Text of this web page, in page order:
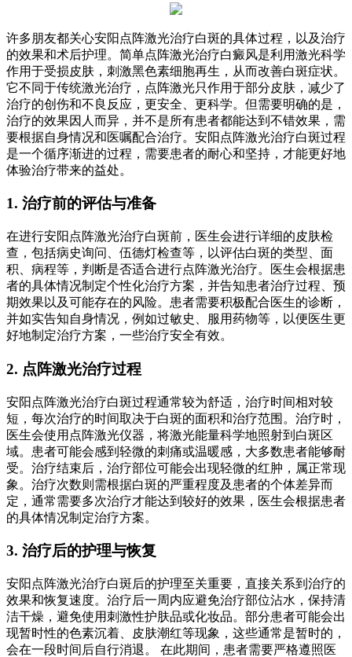
许多朋友都关心安阳点阵激光治疗白斑的具体过程，以及治疗
的效果和术后护理。简单点阵激光治疗白癜风是利用激光科学
作用于受损皮肤，刺激黑色素细胞再生，从而改善白斑症状。
它不同于传统激光治疗，点阵激光只作用于部分皮肤，减少了
治疗的创伤和不良反应，更安全、更科学。但需要明确的是，
治疗的效果因人而异，并不是所有患者都能达到不错效果，需
要根据自身情况和医嘱配合治疗。安阳点阵激光治疗白斑过程
是一个循序渐进的过程，需要患者的耐心和坚持，才能更好地
体验治疗带来的益处。
1. 治疗前的评估与准备
在进行安阳点阵激光治疗白斑前，医生会进行详细的皮肤检
查，包括病史询问、伍德灯检查等，以评估白斑的类型、面
积、病程等，判断是否适合进行点阵激光治疗。医生会根据患
者的具体情况制定个性化治疗方案，并告知患者治疗过程、预
期效果以及可能存在的风险。患者需要积极配合医生的诊断，
并如实告知自身情况，例如过敏史、服用药物等，以便医生更
好地制定治疗方案，一些治疗安全有效。
2. 点阵激光治疗过程
安阳点阵激光治疗白斑过程通常较为舒适，治疗时间相对较
短，每次治疗的时间取决于白斑的面积和治疗范围。治疗时，
医生会使用点阵激光仪器，将激光能量科学地照射到白斑区
域。患者可能会感到轻微的刺痛或温暖感，大多数患者能够耐
受。治疗结束后，治疗部位可能会出现轻微的红肿，属正常现
象。治疗次数则需根据白斑的严重程度及患者的个体差异而
定，通常需要多次治疗才能达到较好的效果，医生会根据患者
的具体情况制定治疗方案。
3. 治疗后的护理与恢复
安阳点阵激光治疗白斑后的护理至关重要，直接关系到治疗的
效果和恢复速度。治疗后一周内应避免治疗部位沾水，保持清
洁干燥，避免使用刺激性护肤品或化妆品。部分患者可能会出
现暂时性的色素沉着、皮肤潮红等现象，这些通常是暂时的，
会在一段时间后自行消退。 在此期间，患者需要严格遵照医